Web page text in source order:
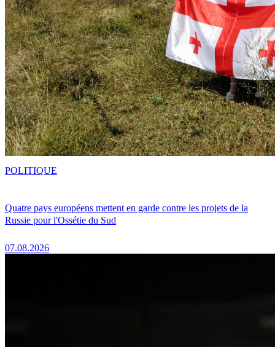
Quatre pays européens mettent en garde contre les projets de la
Russie pour l'Ossétie du Sud
07.08.2026
POLITIQUE